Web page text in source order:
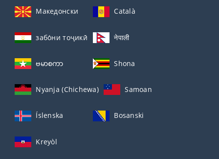
Македонски Català
забо́ни тоҷикӣ́ नेपाली
ဗမာစကာ Shona
Nyanja (Chichewa) Samoan
Íslenska Bosanski
Kreyòl